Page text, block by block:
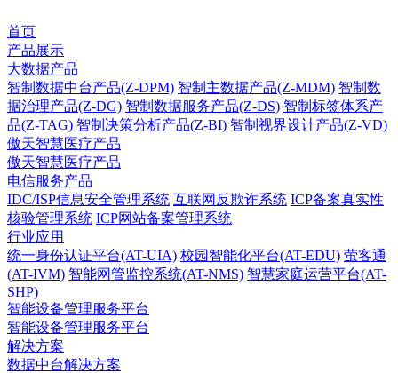
首页
产品展示
大数据产品
智制数据中台产品(Z-DPM) 智制主数据产品(Z-MDM) 智制数
据治理产品(Z-DG) 智制数据服务产品(Z-DS) 智制标签体系产
品(Z-TAG) 智制决策分析产品(Z-BI) 智制视界设计产品(Z-VD)
傲天智慧医疗产品
傲天智慧医疗产品
电信服务产品
IDC/ISP信息安全管理系统 互联网反欺诈系统 ICP备案真实性
核验管理系统 ICP网站备案管理系统
行业应用
统一身份认证平台(AT-UIA) 校园智能化平台(AT-EDU) 萤客通
(AT-IVM) 智能网管监控系统(AT-NMS) 智慧家庭运营平台(AT-
SHP)
智能设备管理服务平台
智能设备管理服务平台
解决方案
数据中台解决方案